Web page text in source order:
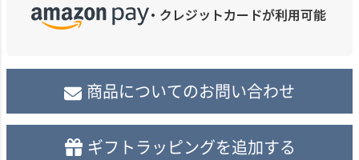
商品についてのお問い合わせ
ギフトラッピングを追加する